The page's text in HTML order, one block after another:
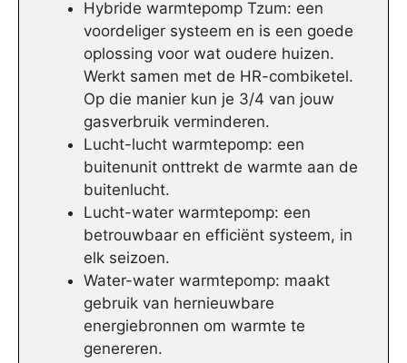
Hybride warmtepomp Tzum: een
voordeliger systeem en is een goede
oplossing voor wat oudere huizen.
Werkt samen met de HR-combiketel.
Op die manier kun je 3/4 van jouw
gasverbruik verminderen.
Lucht-lucht warmtepomp: een
buitenunit onttrekt de warmte aan de
buitenlucht.
Lucht-water warmtepomp: een
betrouwbaar en efficiënt systeem, in
elk seizoen.
Water-water warmtepomp: maakt
gebruik van hernieuwbare
energiebronnen om warmte te
genereren.